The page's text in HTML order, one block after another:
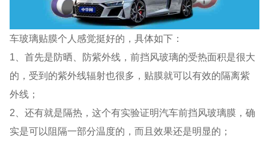
车玻璃贴膜个人感觉挺好的，具体如下：
1、首先是防晒、防紫外线，前挡风玻璃的受热面积是很大
的，受到的紫外线辐射也很多，贴膜就可以有效的隔离紫
外线；
2、还有就是隔热，这个有实验证明汽车前挡风玻璃膜，确
实是可以阻隔一部分温度的，而且效果还是明显的；